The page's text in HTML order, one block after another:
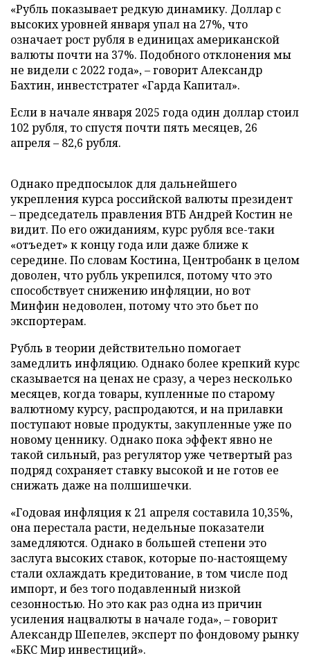
«Рубль показывает редкую динамику. Доллар с
высоких уровней января упал на 27%, что
означает рост рубля в единицах американской
валюты почти на 37%. Подобного отклонения мы
не видели с 2022 года», – говорит Александр
Бахтин, инвестстратег «Гарда Капитал».
Если в начале января 2025 года один доллар стоил
102 рубля, то спустя почти пять месяцев, 26
апреля – 82,6 рубля.
Однако предпосылок для дальнейшего
укрепления курса российской валюты президент
– председатель правления ВТБ Андрей Костин не
видит. По его ожиданиям, курс рубля все-таки
«отъедет» к концу года или даже ближе к
середине. По словам Костина, Центробанк в целом
доволен, что рубль укрепился, потому что это
способствует снижению инфляции, но вот
Минфин недоволен, потому что это бьет по
экспортерам.
Рубль в теории действительно помогает
замедлить инфляцию. Однако более крепкий курс
сказывается на ценах не сразу, а через несколько
месяцев, когда товары, купленные по старому
валютному курсу, распродаются, и на прилавки
поступают новые продукты, закупленные уже по
новому ценнику. Однако пока эффект явно не
такой сильный, раз регулятор уже четвертый раз
подряд сохраняет ставку высокой и не готов ее
снижать даже на полшишечки.
«Годовая инфляция к 21 апреля составила 10,35%,
она перестала расти, недельные показатели
замедляются. Однако в большей степени это
заслуга высоких ставок, которые по-настоящему
стали охлаждать кредитование, в том числе под
импорт, и без того подавленный низкой
сезонностью. Но это как раз одна из причин
усиления нацвалюты в начале года», – говорит
Александр Шепелев, эксперт по фондовому рынку
«БКС Мир инвестиций».